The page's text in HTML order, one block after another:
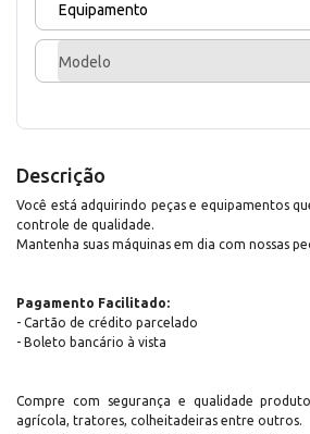
Equipamento
Modelo
Descrição
Você está adquirindo peças e equipamentos
controle de qualidade.
Mantenha suas máquinas em dia com nossas
Pagamento Facilitado:
- Cartão de crédito parcelado
- Boleto bancário à vista
Compre com segurança e qualidade
agrícola, tratores, colheitadeiras entre outros.